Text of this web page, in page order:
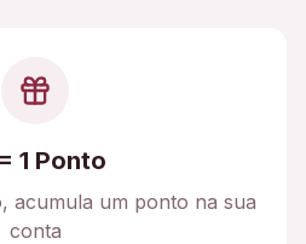
1 Ponto
acumula um ponto na sua
conta